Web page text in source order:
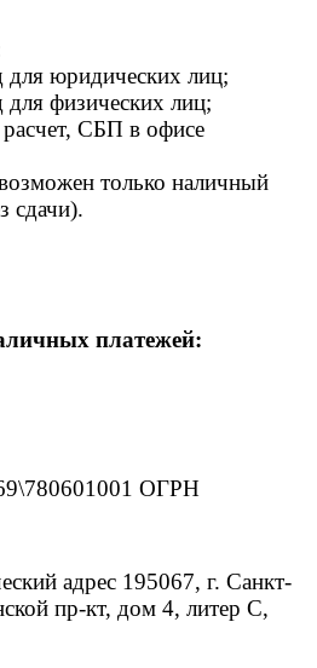
для юридических лиц;
для физических лиц;
СБП в офисе
только наличный
сдачи).
платежей:
ОГРН
адрес 195067, г. Санкт-
пр-кт, дом 4, литер С,